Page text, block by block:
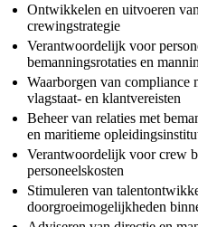
Ontwikkelen en uitvoeren
crewingstrategie
Verantwoordelijk voor
bemanningsrotaties en
Waarborgen van
vlagstaat- en klantvereisten
Beheer van relaties met
en maritieme
Verantwoordelijk voor crew
personeelskosten
Stimuleren van
doorgroeimogelijkheden